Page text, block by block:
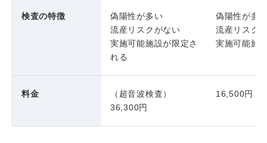
検査の特徴
偽陽性が多い
流産リスクがない
実施可能施設が限定さ
れる
偽陽性が多
流産リスク
実施可能施
料金
（超音波検査）
36,300円
16,500円